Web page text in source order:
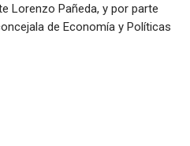
Lorenzo Pañeda, y por parte
de Economía y Políticas